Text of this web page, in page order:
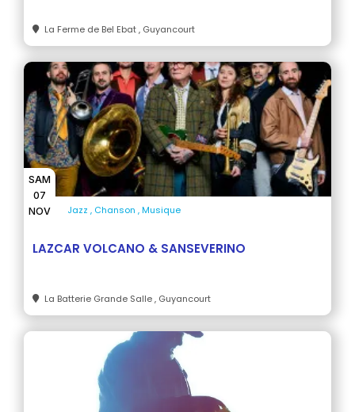
La Ferme de Bel Ebat , Guyancourt
SAM
07
NOV
Jazz Chanson Musique
LAZCAR VOLCANO & SANSEVERINO
La Batterie Grande Salle , Guyancourt